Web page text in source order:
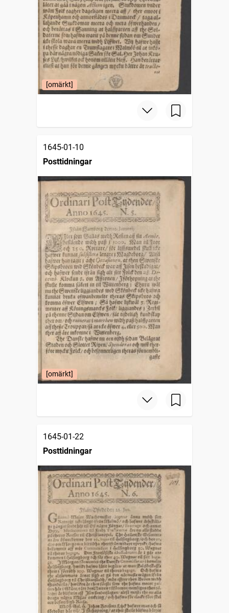
[omärkt]
1645-01-10
Posttidningar
[omärkt]
1645-01-22
Posttidningar